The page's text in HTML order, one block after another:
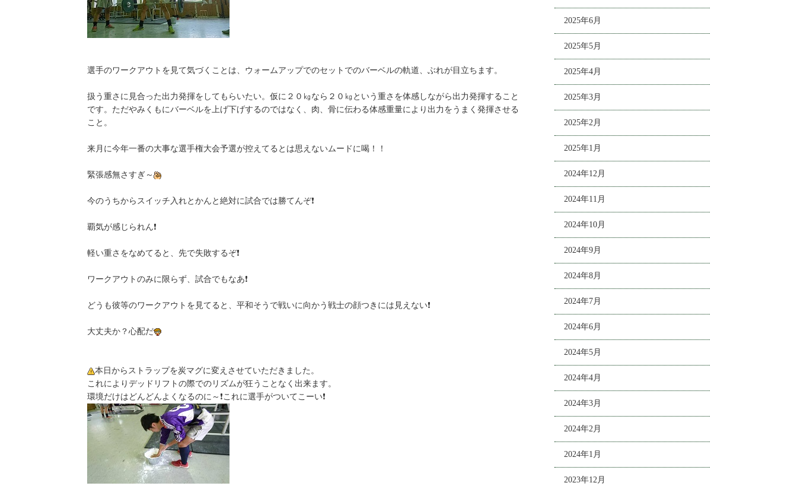
選手のワークアウトを見て気づくことは、ウォームアップでのセットでのバーベルの軌道、ぶれが目立ちます。
扱う重さに見合った出力発揮をしてもらいたい。仮に２０㎏なら２０㎏という重さを体感しながら出力発揮すること
です。ただやみくもにバーベルを上げ下げするのではなく、肉、骨に伝わる体感重量により出力をうまく発揮させる
こと。
来月に今年一番の大事な選手権大会予選が控えてるとは思えないムードに喝！！
緊張感無さすぎ～
今のうちからスイッチ入れとかんと絶対に試合では勝てんぞ❗
覇気が感じられん❗
軽い重さをなめてると、先で失敗するぞ❗
ワークアウトのみに限らず、試合でもなあ❗
どうも彼等のワークアウトを見てると、平和そうで戦いに向かう戦士の顔つきには見えない❗
大丈夫か？心配だ
本日からストラップを炭マグに変えさせていただきました。
これによりデッドリフトの際でのリズムが狂うことなく出来ます。
環境だけはどんどんよくなるのに～❗これに選手がついてこーい❗
2025年6月
2025年5月
2025年4月
2025年3月
2025年2月
2025年1月
2024年12月
2024年11月
2024年10月
2024年9月
2024年8月
2024年7月
2024年6月
2024年5月
2024年4月
2024年3月
2024年2月
2024年1月
2023年12月